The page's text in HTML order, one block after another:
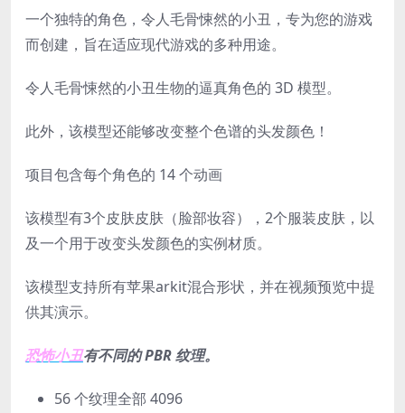
一个独特的角色，令人毛骨悚然的小丑，专为您的游戏
而创建，旨在适应现代游戏的多种用途。
令人毛骨悚然的小丑生物的逼真角色的 3D 模型。
此外，该模型还能够改变整个色谱的头发颜色！
项目包含每个角色的 14 个动画
该模型有3个皮肤皮肤（脸部妆容），2个服装皮肤，以
及一个用于改变头发颜色的实例材质。
该模型支持所有苹果arkit混合形状，并在视频预览中提
供其演示。
恐怖小丑有不同的 PBR 纹理。
56 个纹理全部 4096